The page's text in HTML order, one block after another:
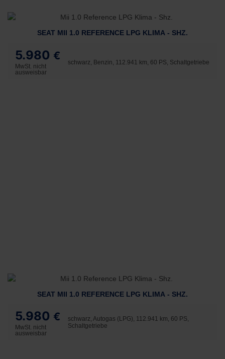
SEAT MII 1.0 REFERENCE LPG KLIMA - SHZ.
5.980 €
MwSt. nicht
ausweisbar
schwarz, Benzin, 112.941 km, 60 PS, Schaltgetriebe
SEAT MII 1.0 REFERENCE LPG KLIMA - SHZ.
5.980 €
MwSt. nicht
ausweisbar
schwarz, Autogas (LPG), 112.941 km, 60 PS,
Schaltgetriebe